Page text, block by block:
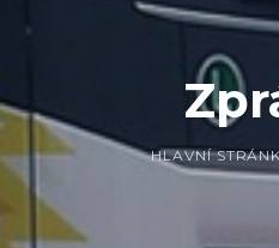
HLAVNÍ